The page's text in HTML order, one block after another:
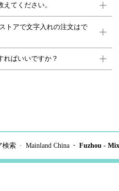
てください。
トアで文字入れの注文はで
ればいいですか？
検索 Mainland China Fuzhou -